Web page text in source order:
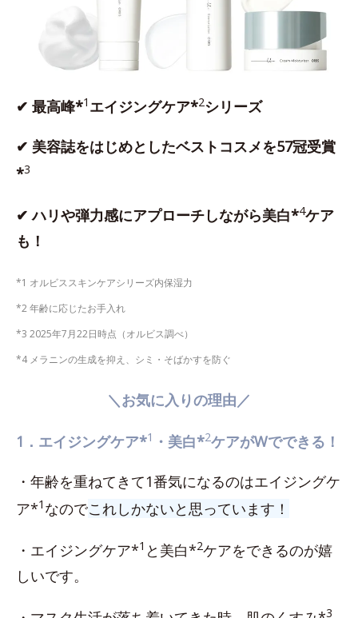
✔ 最高峰*1 エイジングケア*2シリーズ
✔ 美容誌をはじめとしたベストコスメを57冠受賞
*3
✔ ハリや弾力感にアプローチしながら美白*4ケア
も！
*1 オルビススキンケアシリーズ内保湿力
*2 年齢に応じたお手入れ
*3 2025年7月22日時点（オルビス調べ）
*4 メラニンの生成を抑え、シミ・そばかすを防ぐ
＼お気に入りの理由／
1．エイジングケア*1 ・美白*2ケアがWでできる！
・年齢を重ねてきて1番気になるのはエイジングケ
ア*1 なのでこれしかないと思っています！
・エイジングケア*1 と美白*2ケアをできるのが嬉
しいです。
3